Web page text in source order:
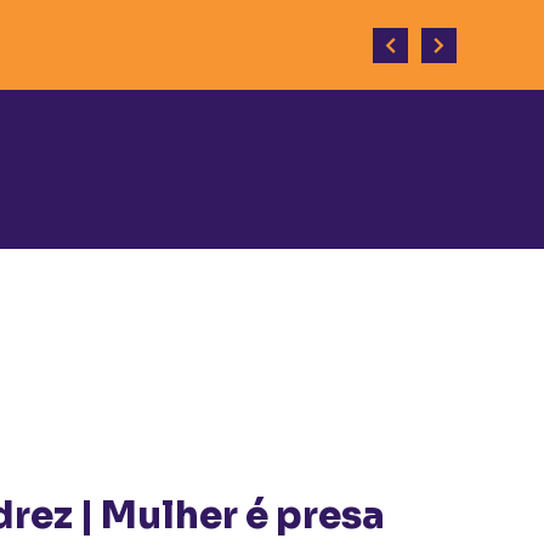
do município.
| Mulher é presa